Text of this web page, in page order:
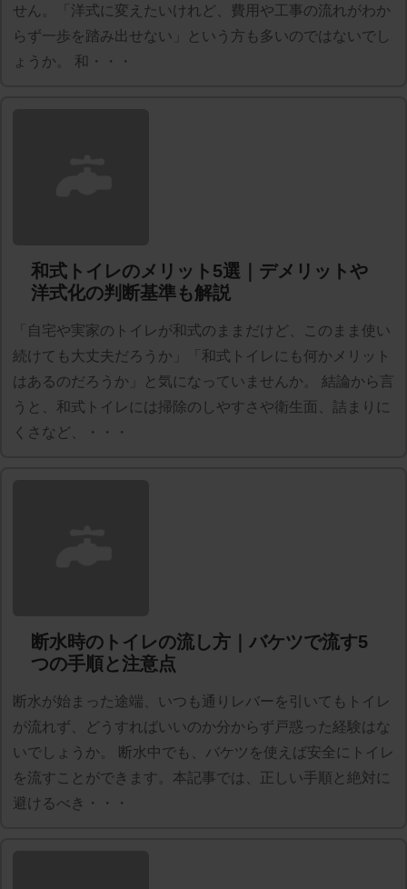
せん。「洋式に変えたいけれど、費用や工事の流れがわか
らず一歩を踏み出せない」という方も多いのではないでし
ょうか。 和・・・
和式トイレのメリット5選｜デメリットや
洋式化の判断基準も解説
「自宅や実家のトイレが和式のままだけど、このまま使い
続けても大丈夫だろうか」「和式トイレにも何かメリット
はあるのだろうか」と気になっていませんか。 結論から言
うと、和式トイレには掃除のしやすさや衛生面、詰まりに
くさなど、・・・
断水時のトイレの流し方｜バケツで流す5
つの手順と注意点
断水が始まった途端、いつも通りレバーを引いてもトイレ
が流れず、どうすればいいのか分からず戸惑った経験はな
いでしょうか。 断水中でも、バケツを使えば安全にトイレ
を流すことができます。本記事では、正しい手順と絶対に
避けるべき・・・